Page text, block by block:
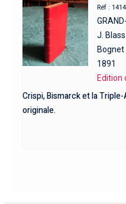
Réf :
J.
Bognet
1891
Edition
Crispi, Bismarck et la
originale.